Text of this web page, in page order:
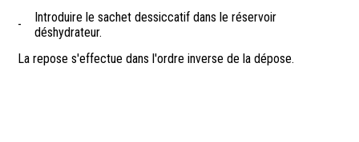
-
Introduire le sachet dessiccatif dans le réservoir
déshydrateur.
La repose s'effectue dans l'ordre inverse de la dépose.